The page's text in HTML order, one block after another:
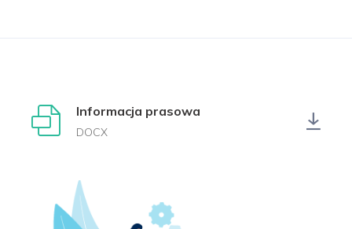
Informacja prasowa
DOCX